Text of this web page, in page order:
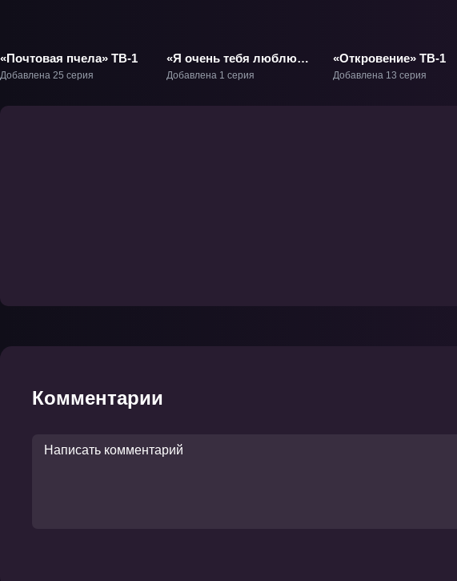
«Почтовая пчела» ТВ-1
Добавлена 25 серия
«Я очень тебя люблю»
Фильм-1
Добавлена 1 серия
«Откровение» ТВ-1
Добавлена 13 серия
Комментарии